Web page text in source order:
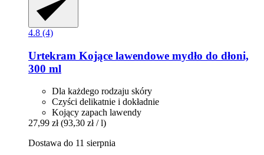
4.8 (4)
Urtekram Kojące lawendowe mydło do dłoni,
300 ml
Dla każdego rodzaju skóry
Czyści delikatnie i dokładnie
Kojący zapach lawendy
27,99 zł (93,30 zł / l)
Dostawa do 11 sierpnia